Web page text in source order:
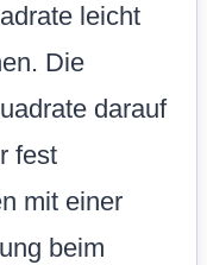
leicht
Die
darauf
fest
mit einer
beim